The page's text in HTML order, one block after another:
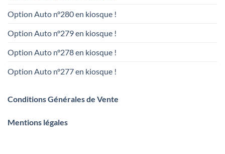
Option Auto n°280 en kiosque !
Option Auto n°279 en kiosque !
Option Auto n°278 en kiosque !
Option Auto n°277 en kiosque !
Conditions Générales de Vente
Mentions légales